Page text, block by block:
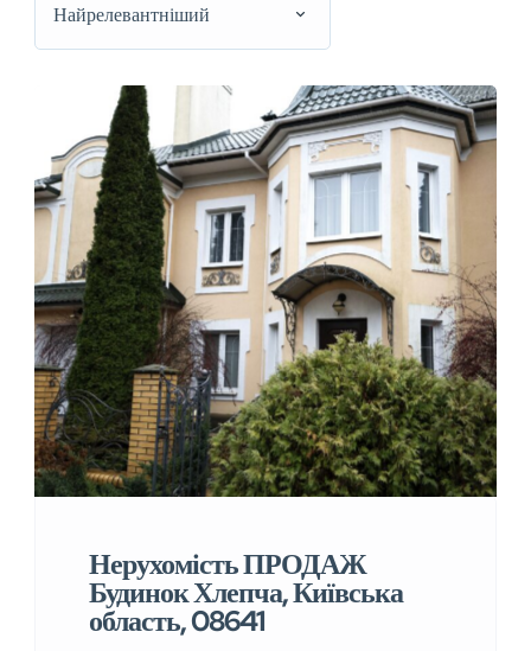
Найрелевантніший
Нерухомість ПРОДАЖ
Будинок Хлепча, Київська
область, 08641